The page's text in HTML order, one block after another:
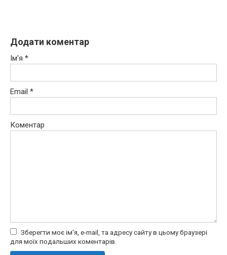
Додати коментар
Ім'я *
Email *
Коментар
Зберегти моє ім'я, e-mail, та адресу сайту в цьому браузері
для моїх подальших коментарів.